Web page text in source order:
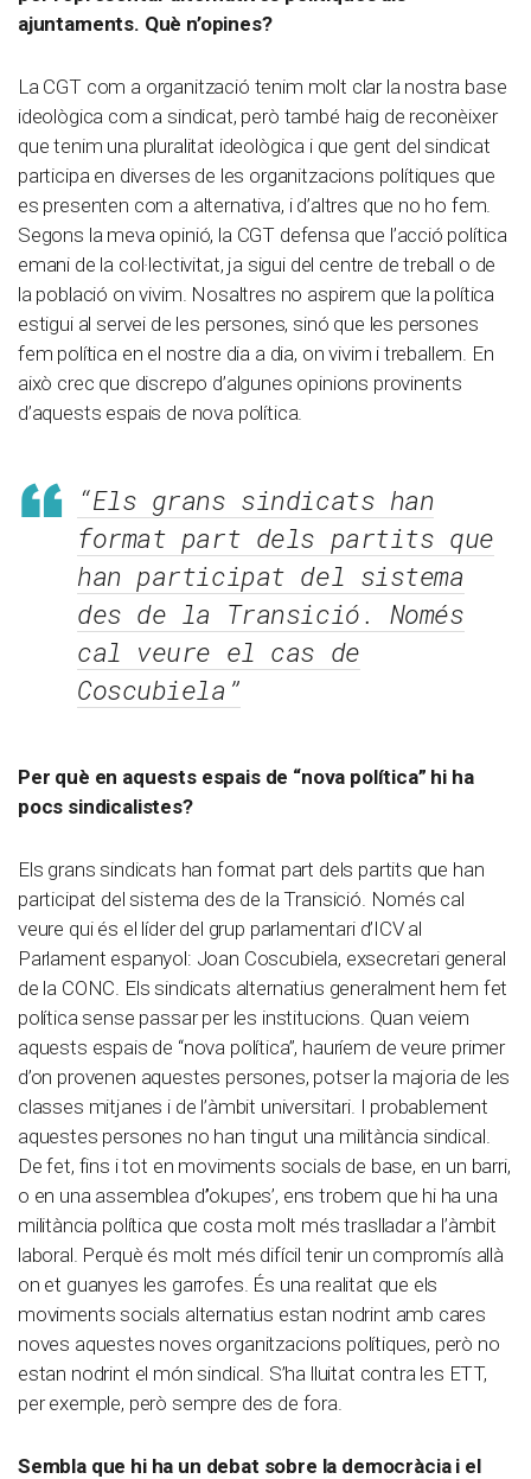
ajuntaments. Què n’opines?
La CGT com a organització tenim molt clar la nostra base
ideològica com a sindicat, però també haig de reconèixer
que tenim una pluralitat ideològica i que gent del sindicat
participa en diverses de les organitzacions polítiques que
es presenten com a alternativa, i d’altres que no ho fem.
Segons la meva opinió, la CGT defensa que l’acció política
emani de la col·lectivitat, ja sigui del centre de treball o de
la població on vivim. Nosaltres no aspirem que la política
estigui al servei de les persones, sinó que les persones
fem política en el nostre dia a dia, on vivim i treballem. En
això crec que discrepo d’algunes opinions provinents
d’aquests espais de nova política.
“Els grans sindicats han
format part dels partits que
han participat del sistema
des de la Transició. Només
cal veure el cas de
Coscubiela”
Per què en aquests espais de “nova política” hi ha
pocs sindicalistes?
Els grans sindicats han format part dels partits que han
participat del sistema des de la Transició. Només cal
veure qui és el líder del grup parlamentari d’ICV al
Parlament espanyol: Joan Coscubiela, exsecretari general
de la CONC. Els sindicats alternatius generalment hem fet
política sense passar per les institucions. Quan veiem
aquests espais de “nova política”, hauríem de veure primer
d’on provenen aquestes persones, potser la majoria de les
classes mitjanes i de l’àmbit universitari. I probablement
aquestes persones no han tingut una militància sindical.
De fet, fins i tot en moviments socials de base, en un barri,
o en una assemblea d’’okupes’, ens trobem que hi ha una
militància política que costa molt més traslladar a l’àmbit
laboral. Perquè és molt més difícil tenir un compromís allà
on et guanyes les garrofes. És una realitat que els
moviments socials alternatius estan nodrint amb cares
noves aquestes noves organitzacions polítiques, però no
estan nodrint el món sindical. S’ha lluitat contra les ETT,
per exemple, però sempre des de fora.
Sembla que hi ha un debat sobre la democràcia i el